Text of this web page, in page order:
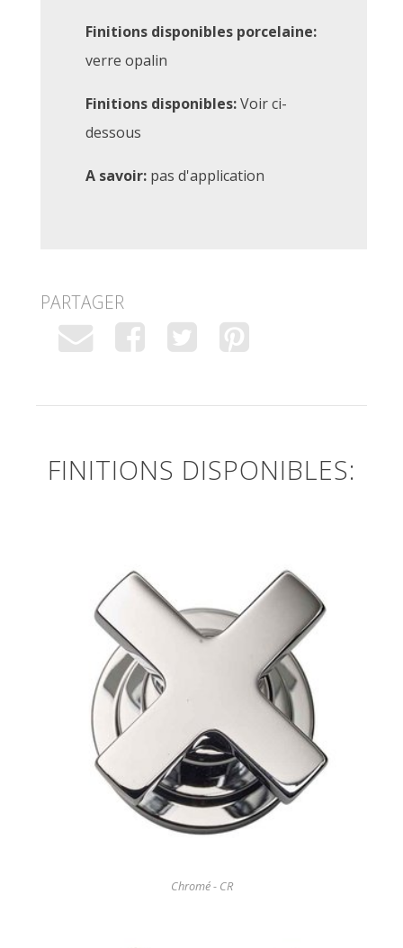
Finitions disponibles porcelaine:
verre opalin
Finitions disponibles:Voir ci-
dessous
A savoir: pas d'application
PARTAGER
FINITIONS DISPONIBLES:
Chromé - CR